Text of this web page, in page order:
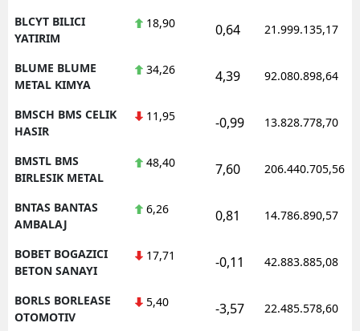
BLCYT BILICI
YATIRIM
18,90 0,64 21.999.135,17
BLUME BLUME
METAL KIMYA
34,26 4,39 92.080.898,64
BMSCH BMS CELIK
HASIR
11,95 -0,99 13.828.778,70
BMSTL BMS
BIRLESIK METAL
48,40 7,60 206.440.705,56
BNTAS BANTAS
AMBALAJ
6,26 0,81 14.786.890,57
BOBET BOGAZICI
BETON SANAYI
17,71 -0,11 42.883.885,08
BORLS BORLEASE
OTOMOTIV
5,40 -3,57 22.485.578,60